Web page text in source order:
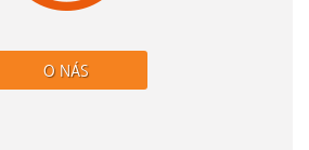
O NÁS